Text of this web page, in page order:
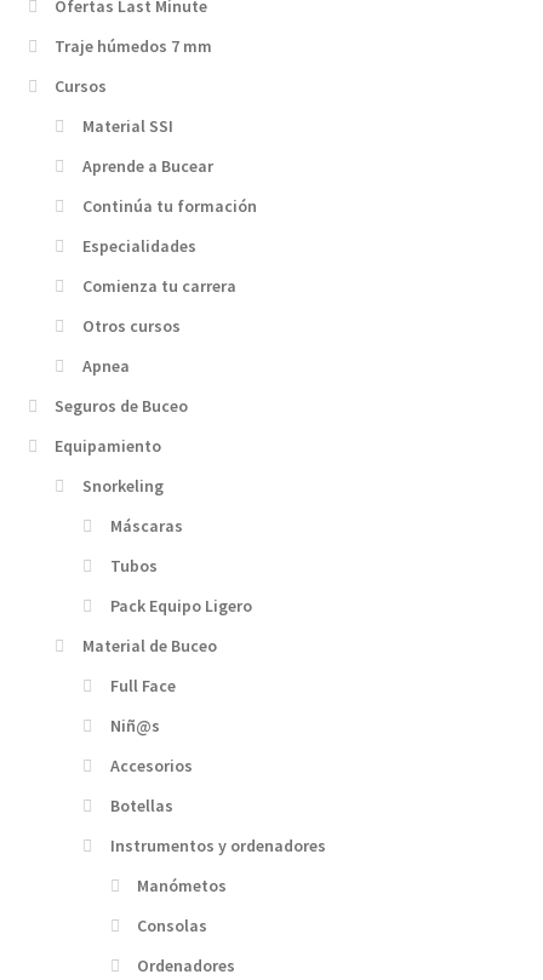
Ofertas Last Minute
Traje húmedos 7 mm
Cursos
Material SSI
Aprende a Bucear
Continúa tu formación
Especialidades
Comienza tu carrera
Otros cursos
Apnea
Seguros de Buceo
Equipamiento
Snorkeling
Máscaras
Tubos
Pack Equipo Ligero
Material de Buceo
Full Face
Niñ@s
Accesorios
Botellas
Instrumentos y ordenadores
Manómetos
Consolas
Ordenadores